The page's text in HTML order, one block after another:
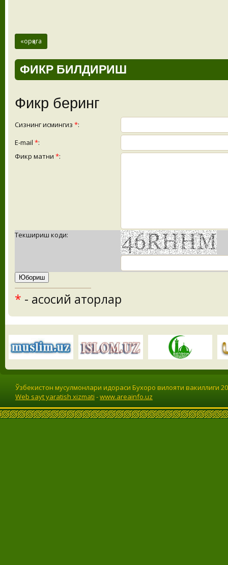
«орқага
ФИКР БИЛДИРИШ
Фикр беринг
Сизнинг исмингиз *:
E-mail *:
Фикр матни *:
Текшириш коди:
* - асосий қаторлар
Ўзбекистон мусулмонлари идораси Бухоро вилояти вакиллиги
Web sayt yaratish xizmati -www.areainfo.uz